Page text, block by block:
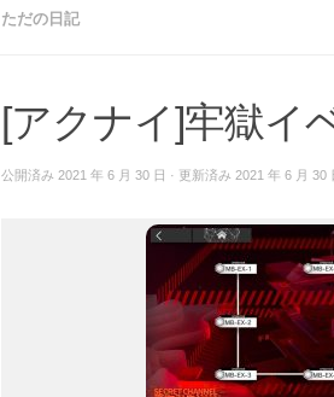
ただの日記
[アクナイ]牢獄イ
公開済み 2021 年 6 月 30 日 · 更新済み 2021 年 6 月 30